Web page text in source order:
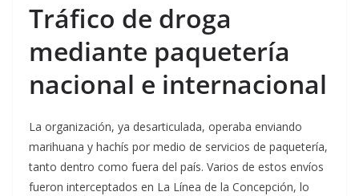
Tráfico de droga
mediante paquetería
nacional e internacional
La organización, ya desarticulada, operaba enviando
marihuana y hachís por medio de servicios de paquetería,
tanto dentro como fuera del país. Varios de estos envíos
fueron interceptados en La Línea de la Concepción, lo